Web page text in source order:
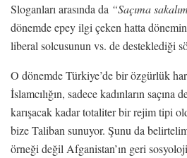
Sloganları arasında da “Saçıma
dönemde epey ilgi çeken hatta
liberal solcusunun vs. de desteklediği
O dönemde Türkiye’de bir özgürlük
İslamcılığın, sadece kadınların saçına
karışacak kadar totaliter bir rejim tipi
bize Taliban sunuyor. Şunu da
örneği değil Afganistan’ın geri